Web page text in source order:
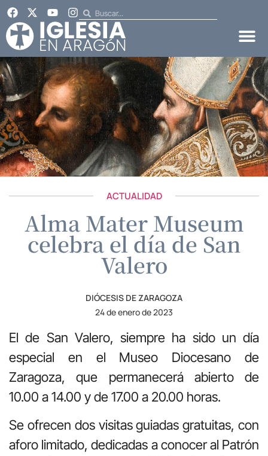
ACTUALIDAD
Alma Mater Museum
celebra el día de San
Valero
DIÓCESIS DE ZARAGOZA
24 de enero de 2023
El de San Valero, siempre ha sido un día
especial en el Museo Diocesano de
Zaragoza, que permanecerá abierto de
10.00 a 14.00 y de 17.00 a 20.00 horas.
Se ofrecen dos visitas guiadas gratuitas, con
aforo limitado, dedicadas a conocer al Patrón